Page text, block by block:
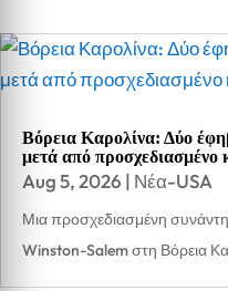
Βόρεια Καρολίνα: Δύο
μετά από προσχεδιασμένο
Aug 5, 2026 | Νέα-USA
Μια προσχεδιασμένη
Winston-Salem στη Βόρεια